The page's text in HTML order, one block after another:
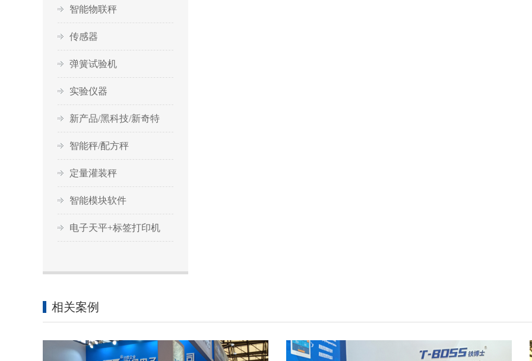
智能物联秤
传感器
弹簧试验机
实验仪器
新产品/黑科技/新奇特
智能秤/配方秤
定量灌装秤
智能模块软件
电子天平+标签打印机
相关案例